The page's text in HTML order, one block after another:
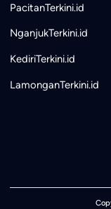
PacitanTerkini.id
NganjukTerkini.id
KediriTerkini.id
LamonganTerkini.id